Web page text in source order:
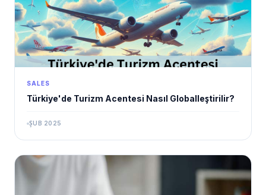
SALES
Türkiye'de Turizm Acentesi Nasıl Globalleştirilir?
ŞUB 2025